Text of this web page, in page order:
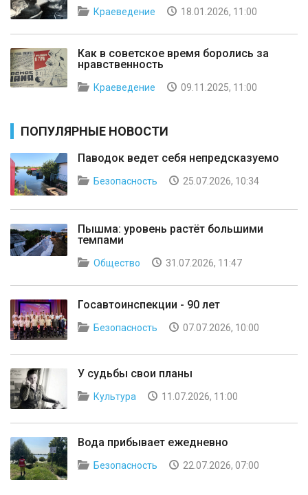
Краеведение 18.01.2026, 11:00
Как в советское время боролись за
нравственность
Краеведение 09.11.2025, 11:00
ПОПУЛЯРНЫЕ НОВОСТИ
Паводок ведет себя непредсказуемо
Безопасность 25.07.2026, 10:34
Пышма: уровень растёт большими
темпами
Общество 31.07.2026, 11:47
Госавтоинспекции - 90 лет
Безопасность 07.07.2026, 10:00
У судьбы свои планы
Культура 11.07.2026, 11:00
Вода прибывает ежедневно
Безопасность 22.07.2026, 07:00